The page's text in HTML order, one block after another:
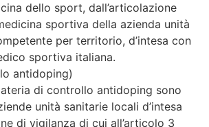
dello sport, dall’articolazione
sportiva della azienda unità
per territorio, d’intesa con
sportiva italiana.
antidoping)
di controllo antidoping sono
unità sanitarie locali d’intesa
di vigilanza di cui all’articolo 3